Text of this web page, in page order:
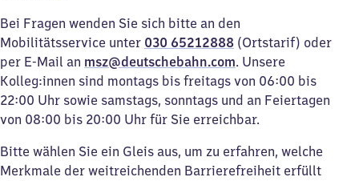
Bei Fragen wenden Sie sich bitte an den
Mobilitätsservice unter 030 65212888 (Ortstarif) oder
per E-Mail an msz@deutschebahn.com. Unsere
Kolleg:innen sind montags bis freitags von 06:00 bis
22:00 Uhr sowie samstags, sonntags und an Feiertagen
von 08:00 bis 20:00 Uhr für Sie erreichbar.
Bitte wählen Sie ein Gleis aus, um zu erfahren, welche
Merkmale der weitreichenden Barrierefreiheit erfüllt